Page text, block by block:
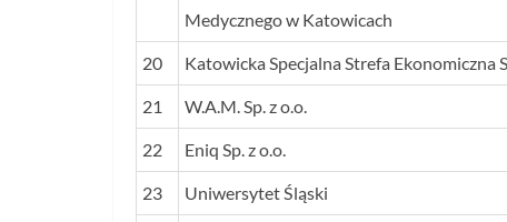
Medycznego w Katowicach
20 Katowicka Specjalna Strefa Ekonomiczna
21 W.A.M. Sp. z o.o.
22 Eniq Sp. z o.o.
23 Uniwersytet Śląski